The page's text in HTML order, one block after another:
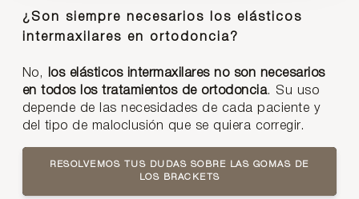
¿Son siempre necesarios los elásticos
intermaxilares en ortodoncia?
No,
los elásticos intermaxilares no son necesarios
en todos los tratamientos de ortodoncia. Su uso
depende de las necesidades de cada paciente y
del tipo de maloclusión que se quiera corregir.
RESOLVEMOS TUS DUDAS SOBRE LAS GOMAS DE
LOS BRACKETS